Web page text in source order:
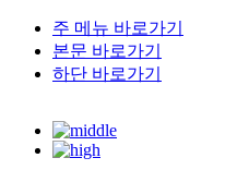
주 메뉴 바로가기
본문 바로가기
하단 바로가기